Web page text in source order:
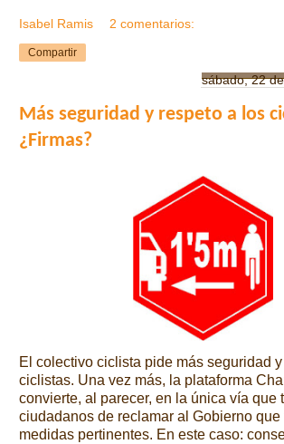
Isabel Ramis 2 comentarios:
Compartir
sábado, 22
Más seguridad y respeto a los
¿Firmas?
El colectivo ciclista pide más seguridad
ciclistas. Una vez más, la plataforma
convierte, al parecer, en la única vía que
ciudadanos de reclamar al Gobierno que
medidas pertinentes. En este caso: